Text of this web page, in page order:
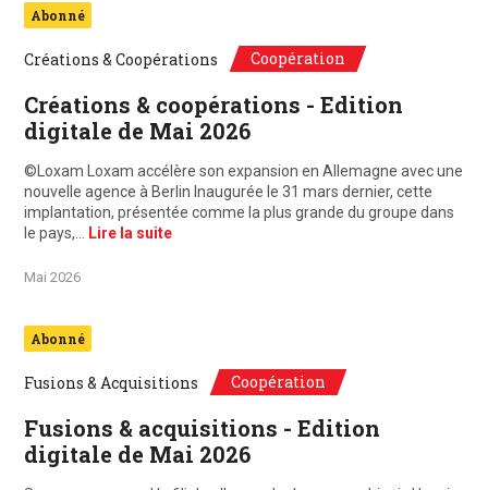
Abonné
Créations & Coopérations Coopération
Créations & coopérations - Edition
digitale de Mai 2026
©Loxam Loxam accélère son expansion en Allemagne avec une
nouvelle agence à Berlin Inaugurée le 31 mars dernier, cette
implantation, présentée comme la plus grande du groupe dans
le pays,…
Lire la suite
Mai 2026
Abonné
Fusions & Acquisitions Coopération
Fusions & acquisitions - Edition
digitale de Mai 2026